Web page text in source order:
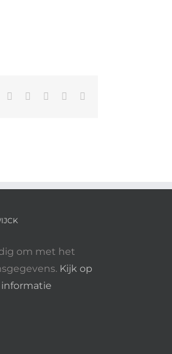
Facebook Pinterest
om met het
Kijk op